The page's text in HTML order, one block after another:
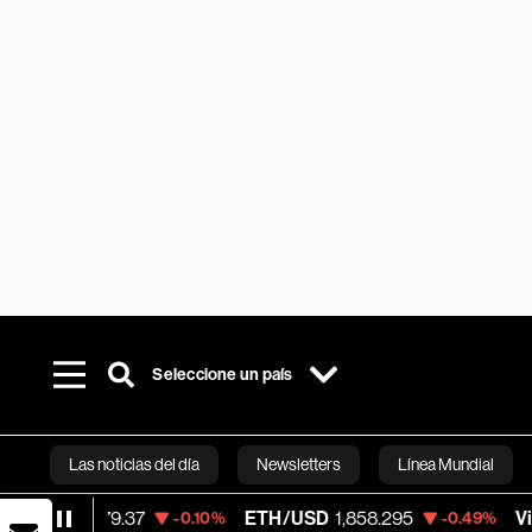
Seleccione un país
Las noticias del día Newsletters Línea Mundial
Bloomberg
-0.10% ETH/USD 1,858.295 -0.49% Visa 365.67